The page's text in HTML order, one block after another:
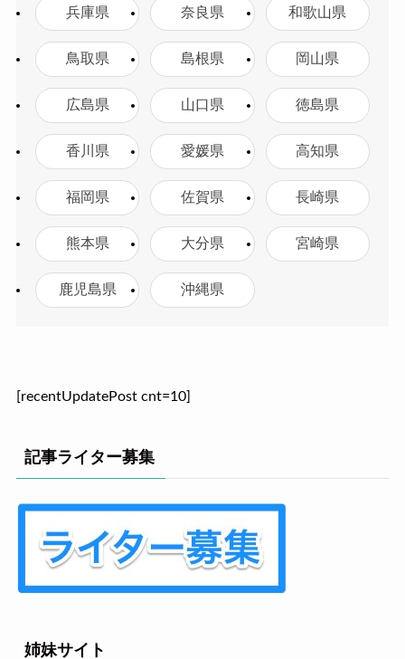
兵庫県 奈良県 和歌山県
鳥取県 島根県 岡山県
広島県 山口県 徳島県
香川県 愛媛県 高知県
福岡県 佐賀県 長崎県
熊本県 大分県 宮崎県
鹿児島県 沖縄県
[recentUpdatePost cnt=10]
記事ライター募集
姉妹サイト